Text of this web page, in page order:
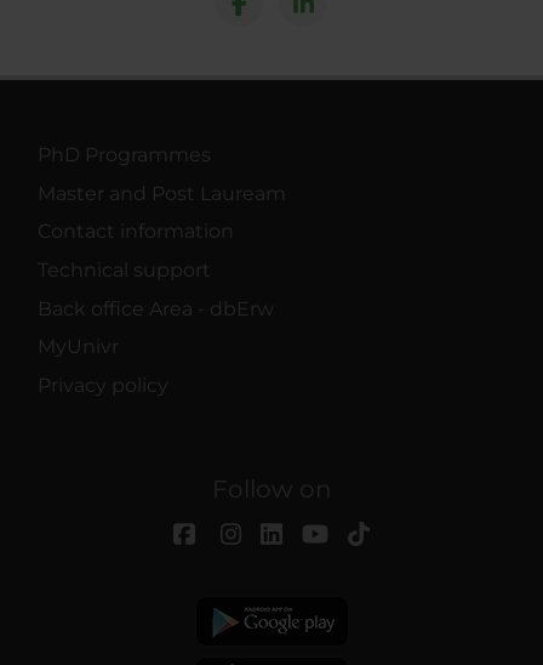
PhD Programmes
Master and Post Lauream
Contact information
Technical support
Back office Area - dbErw
MyUnivr
Privacy policy
Follow on